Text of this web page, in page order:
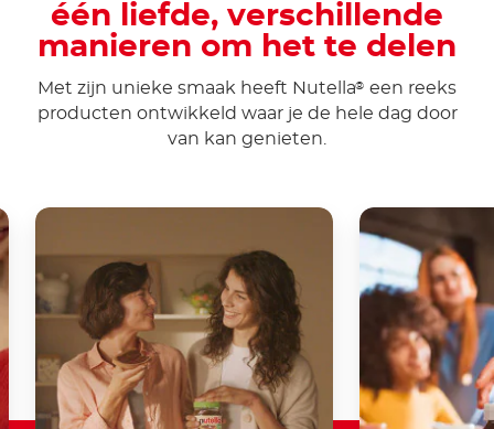
één liefde, verschillende
manieren om het te delen
Met zijn unieke smaak heeft Nutella® een reeks
producten ontwikkeld waar je de hele dag door
van kan genieten.